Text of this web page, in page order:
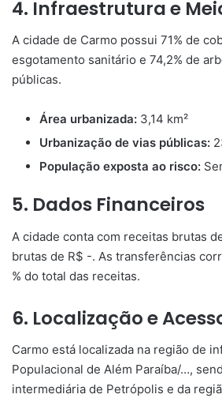
4. Infraestrutura e
A cidade de Carmo possui 71% de
esgotamento sanitário e 74,2% de
públicas.
Área urbanizada: 3,14 km²
Urbanização de vias públicas:
População exposta ao risco:
5. Dados Financeiros
A cidade conta com receitas brutas
brutas de R$ -. As transferências
% do total das receitas.
6. Localização e
Carmo está localizada na região de
Populacional de Além Paraíba/…,
intermediária de Petrópolis e da